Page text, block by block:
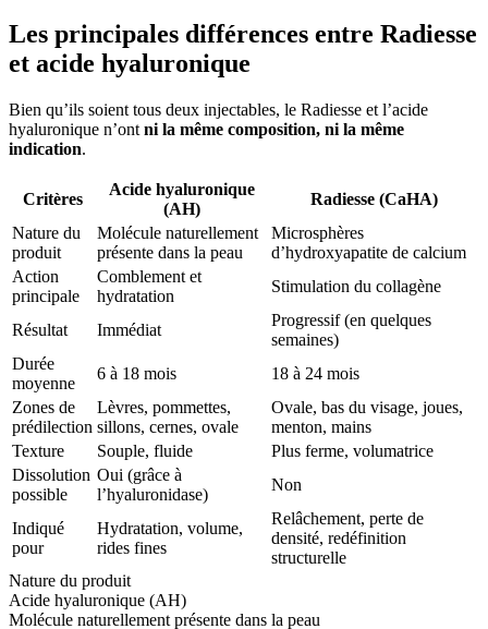
Les principales différences entre Radiesse
et acide hyaluronique
Bien qu’ils soient tous deux injectables, le Radiesse et l’acide
hyaluronique n’ont ni la même composition, ni la même
indication.
Critères
Acide hyaluronique
(AH)
Radiesse (CaHA)
Nature du
produit
Molécule naturellement
présente dans la peau
Microsphères
d’hydroxyapatite de calcium
Action
principale
Comblement et
hydratation
Stimulation du collagène
Résultat Immédiat
Progressif (en quelques
semaines)
Durée
moyenne
6 à 18 mois
18 à 24 mois
Zones de
prédilection
Lèvres, pommettes,
sillons, cernes, ovale
Ovale, bas du visage, joues,
menton, mains
Texture
Souple, fluide
Plus ferme, volumatrice
Dissolution
possible
Oui (grâce à
l’hyaluronidase)
Non
Indiqué
pour
Hydratation, volume,
rides fines
Relâchement, perte de
densité, redéfinition
structurelle
Nature du produit
Acide hyaluronique (AH)
Molécule naturellement présente dans la peau